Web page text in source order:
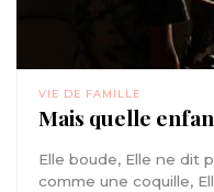
VIE DE FAMILLE
Mais quelle
Elle boude, Elle ne dit
comme une coquille,